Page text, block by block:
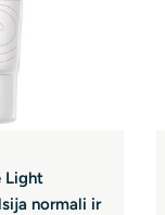
Light
normali ir